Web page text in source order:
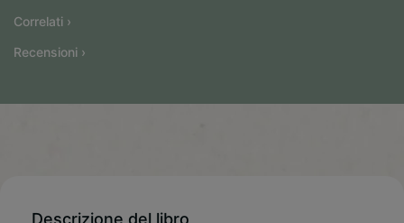
Correlati ›
Recensioni ›
Descrizione del libro